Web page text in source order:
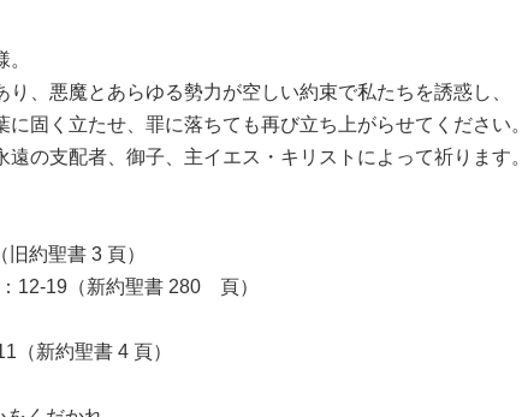
、悪魔とあらゆる勢力が空しい約束で私たちを誘惑し、
固く立たせ、罪に落ちても再び立ち上がらせてください。
の支配者、御子、主イエス・キリストによって祈ります。
約聖書 3 頁）
12-19（新約聖書 280 頁）
（新約聖書 4 頁）